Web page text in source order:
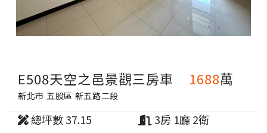
E508天空之邑景觀三房車
新北市 五股區 新五路二段
1688萬
總坪數 37.15
3房 1廳 2衛